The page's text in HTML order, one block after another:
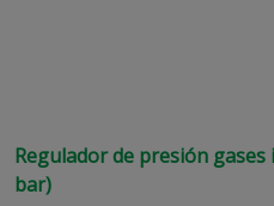
Regulador de presión gases
bar)